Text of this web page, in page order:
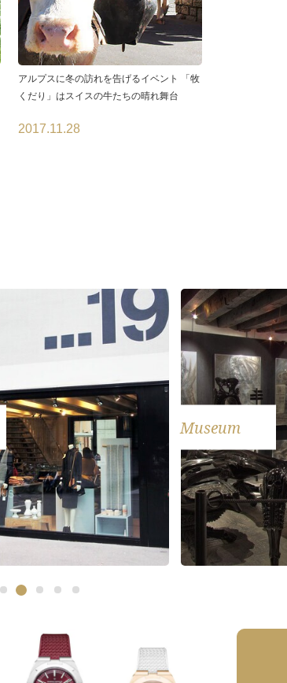
アルプスに冬の訪れを告げるイベント 「牧
くだり」はスイスの牛たちの晴れ舞台
2017.11.28
Museum